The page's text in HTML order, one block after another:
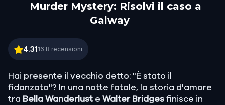
Murder Mystery: Risolvi il caso a
Galway
Murder Mystery: Risolvi il caso a Galway
4.3116 R recensioni
Hai presente il vecchio detto: "È stato il
fidanzato"? In una notte fatale, la storia d'amore
tra Bella Wanderlust e Walter Bridges finisce in